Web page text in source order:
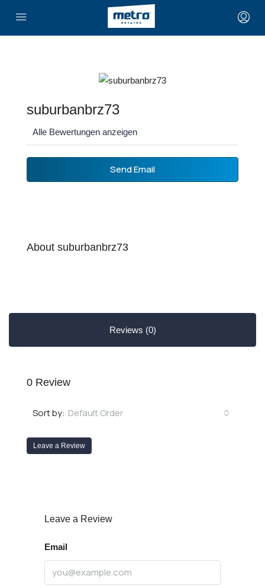
suburbanbrz73
Alle Bewertungen anzeigen
Send Email
About suburbanbrz73
Reviews (0)
0 Review
Sort by: Default Order
Leave a Review
Leave a Review
Email